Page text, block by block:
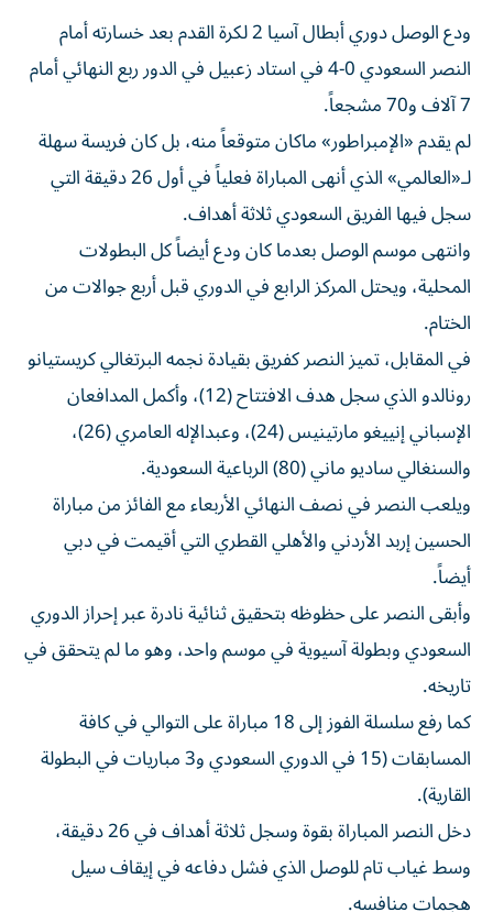
ودع الوصل دوري أبطال آسيا 2 لكرة القدم بعد خسارته أمام
النصر السعودي 0-4 في استاد زعبيل في الدور ربع النهائي أمام
7 آلاف و70 مشجعاً.
لم يقدم «الإمبراطور» ماكان متوقعاً منه، بل كان فريسة سهلة
لـ«العالمي» الذي أنهى المباراة فعلياً في أول 26 دقيقة التي
سجل فيها الفريق السعودي ثلاثة أهداف.
وانتهى موسم الوصل بعدما كان ودع أيضاً كل البطولات
المحلية، ويحتل المركز الرابع في الدوري قبل أربع جوالات من
الختام.
في المقابل، تميز النصر كفريق بقيادة نجمه البرتغالي كريستيانو
رونالدو الذي سجل هدف الافتتاح (12)، وأكمل المدافعان
الإسباني إنييغو مارتينيس (24)، وعبدالإله العامري (26)،
والسنغالي ساديو ماني (80) الرباعية السعودية.
ويلعب النصر في نصف النهائي الأربعاء مع الفائز من مباراة
الحسين إربد الأردني والأهلي القطري التي أقيمت في دبي
أيضاً.
وأبقى النصر على حظوظه بتحقيق ثنائية نادرة عبر إحراز الدوري
السعودي وبطولة آسيوية في موسم واحد، وهو ما لم يتحقق في
تاريخه.
كما رفع سلسلة الفوز إلى 18 مباراة على التوالي في كافة
المسابقات (15 في الدوري السعودي و3 مباريات في البطولة
القارية).
دخل النصر المباراة بقوة وسجل ثلاثة أهداف في 26 دقيقة،
وسط غياب تام للوصل الذي فشل دفاعه في إيقاف سيل